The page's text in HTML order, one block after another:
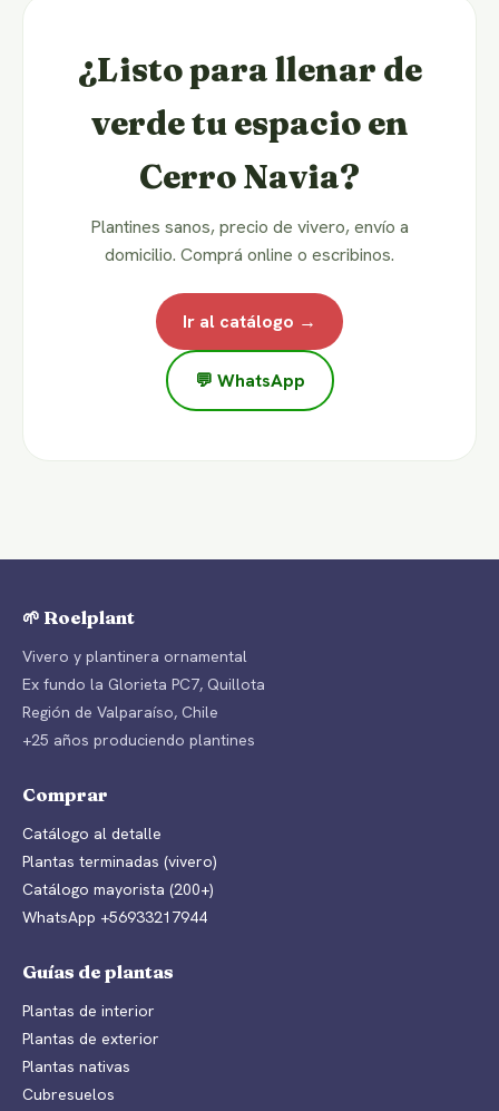
¿Listo para llenar de
verde tu espacio en
Cerro Navia?
Plantines sanos, precio de vivero, envío a
domicilio. Comprá online o escribinos.
Ir al catálogo →
💬 WhatsApp
🌱 Roelplant
Vivero y plantinera ornamental
Ex fundo la Glorieta PC7, Quillota
Región de Valparaíso, Chile
+25 años produciendo plantines
Comprar
Catálogo al detalle
Plantas terminadas (vivero)
Catálogo mayorista (200+)
WhatsApp +56933217944
Guías de plantas
Plantas de interior
Plantas de exterior
Plantas nativas
Cubresuelos